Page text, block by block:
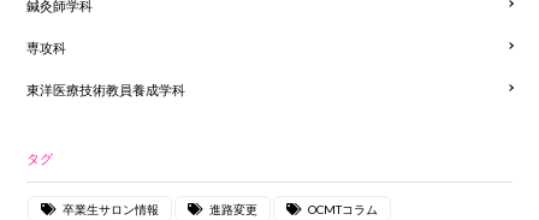
鍼灸師学科
専攻科
東洋医療技術教員養成学科
タグ
卒業生サロン情報 進路変更 OCMTコラム